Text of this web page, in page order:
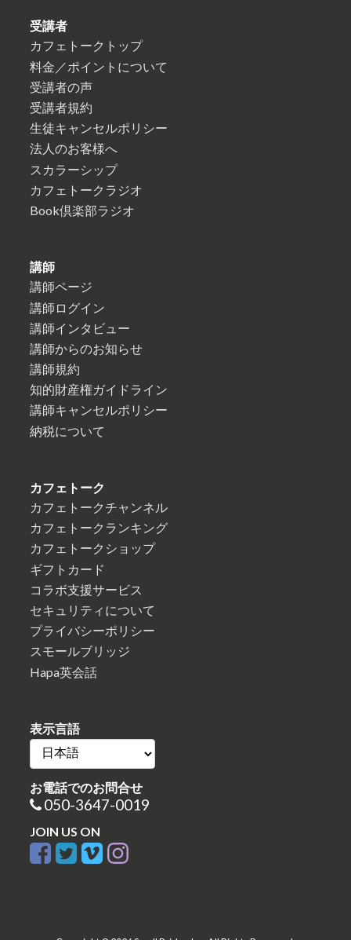
受講者
カフェトークトップ
料金／ポイントについて
受講者の声
受講者規約
生徒キャンセルポリシー
法人のお客様へ
スカラーシップ
カフェトークラジオ
Book倶楽部ラジオ
講師
講師ページ
講師ログイン
講師インタビュー
講師からのお知らせ
講師規約
知的財産権ガイドライン
講師キャンセルポリシー
納税について
カフェトーク
カフェトークチャンネル
カフェトークランキング
カフェトークショップ
ギフトカード
コラボ支援サービス
セキュリティについて
プライバシーポリシー
スモールブリッジ
Hapa英会話
表示言語
お電話でのお問合せ
050-3647-0019
JOIN US ON